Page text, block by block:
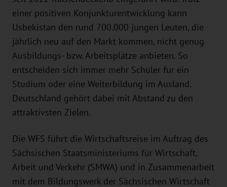
einer positiven Konjunkturentwicklung kann
Usbekistan den rund 700.000 jungen Leuten, die
jährlich neu auf den Markt kommen, nicht genug
Ausbildungs- bzw. Arbeitsplätze anbieten. So
entscheiden sich immer mehr Schüler für ein
Studium oder eine Weiterbildung im Ausland.
Deutschland gehört dabei mit Abstand zu den
attraktivsten Zielen.
Die WFS führt die Wirtschaftsreise im Auftrag des
Sächsischen Staatsministeriums für Wirtschaft,
Arbeit und Verkehr (SMWA) und in Zusammenarbeit
mit dem Bildungswerk der Sächsischen Wirtschaft